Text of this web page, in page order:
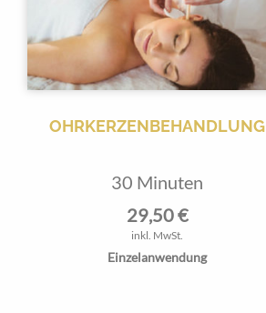
OHRKERZENBEHANDLUNG
30 Minuten
29,50€
inkl. MwSt.
Einzelanwendung